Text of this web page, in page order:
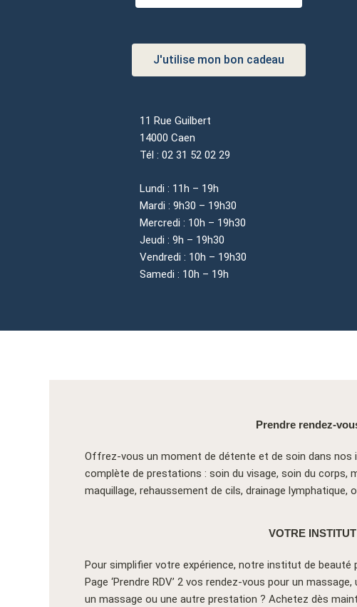
J'utilise mon bon cadeau
11 Rue Guilbert
14000 Caen
Tél : 02 31 52 02 29
Lundi : 11h – 19h
Mardi : 9h30 – 19h30
Mercredi : 10h – 19h30
Jeudi : 9h – 19h30
Vendredi : 10h – 19h30
Samedi : 10h – 19h
Prendre rendez-
Offrez-vous un moment de détente et de soin dans nos
complète de prestations : soin du visage, soin du corps,
maquillage, rehaussement de cils, drainage
VOTRE
Pour simplifier votre expérience, notre institut de beauté
Page ‘Prendre RDV’ 2 vos rendez-vous pour un
un massage ou une autre prestation ? Achetez dès